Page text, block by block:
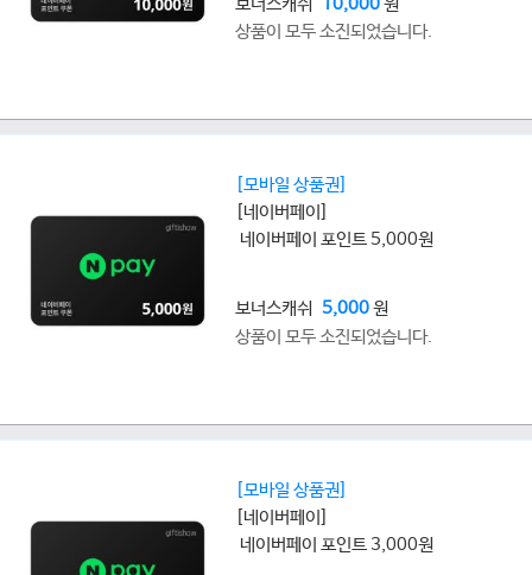
상품이 모두 소진되었습니다.
[모바일 상품권]
[네이버페이]
네이버페이 포인트 5,000원
보너스캐쉬 5,000원
상품이 모두 소진되었습니다.
[모바일 상품권]
[네이버페이]
네이버페이 포인트 3,000원